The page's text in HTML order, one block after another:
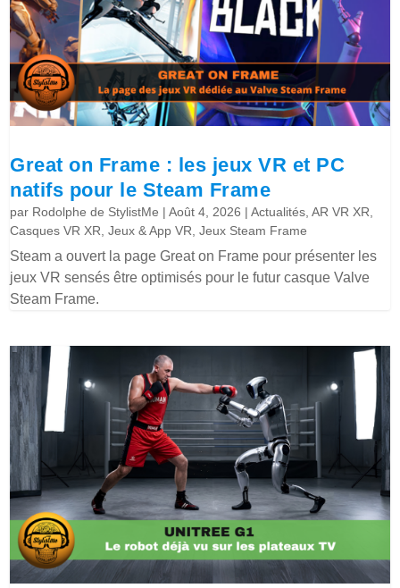
Great on Frame : les jeux VR et PC
natifs pour le Steam Frame
par Rodolphe de StylistMe |Août 4, 2026 |Actualités ,AR VR XR
Casques VR XR ,Jeux & App VR ,Jeux Steam Frame
Steam a ouvert la page Great on Frame pour présenter les
jeux VR sensés être optimisés pour le futur casque Valve
Steam Frame.